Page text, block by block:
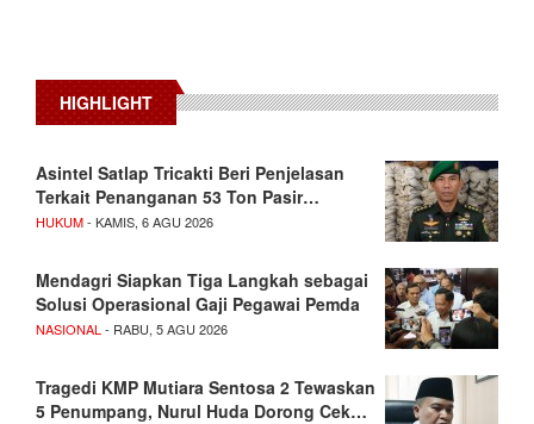
HIGHLIGHT
Asintel Satlap Tricakti Beri Penjelasan
Terkait Penanganan 53 Ton Pasir…
HUKUM- KAMIS, 6 AGU 2026
Mendagri Siapkan Tiga Langkah sebagai
Solusi Operasional Gaji Pegawai Pemda
NASIONAL - RABU, 5 AGU 2026
Tragedi KMP Mutiara Sentosa 2 Tewaskan
5 Penumpang, Nurul Huda Dorong Cek…